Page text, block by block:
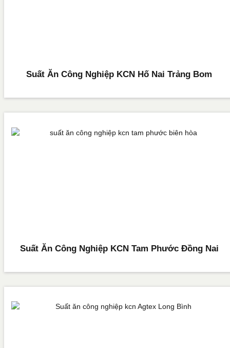
Suất Ăn Công Nghiệp KCN Hố Nai Trảng Bom
Suất Ăn Công Nghiệp KCN Tam Phước Đồng Nai